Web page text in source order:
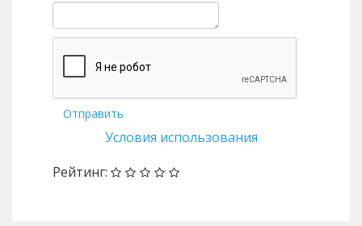
Отправить
Условия использования
Рейтинг: